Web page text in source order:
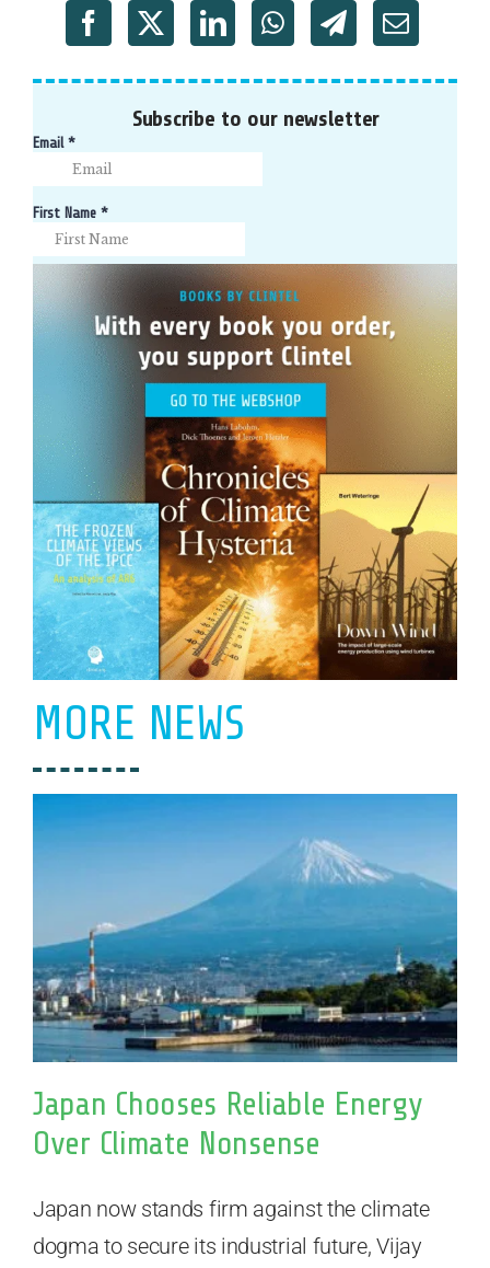
Subscribe to our newsletter
MORE NEWS
Japan Chooses Reliable Energy
Over Climate Nonsense
Japan now stands firm against the climate
dogma to secure its industrial future, Vijay